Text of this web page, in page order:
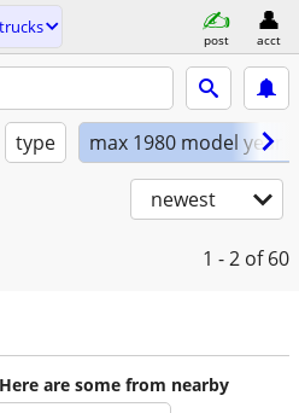
post acct
type max 1980 model year
newest
1 - 2 of 60
are some from nearby